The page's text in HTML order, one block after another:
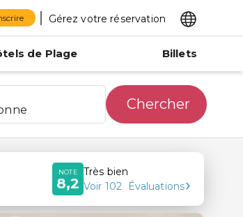
Gérez votre réservation
de Plage Billets
Chercher
NOTE
8,2
Très bien
Voir 102 Évaluations